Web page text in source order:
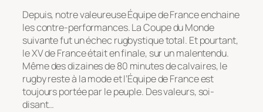
Depuis, notre valeureuse Équipe de France enchaine
les contre-performances. La Coupe du Monde
suivante fut un échec rugbystique total. Et pourtant,
le XV de France était en finale, sur un malentendu.
Même des dizaines de 80 minutes de calvaires, le
rugby reste à la mode et l’Équipe de France est
toujours portée par le peuple. Des valeurs, soi-
disant…